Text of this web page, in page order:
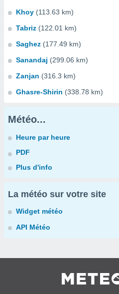
Khoy (113.63 km)
Tabriz (122.01 km)
Saghez (177.49 km)
Sanandaj (299.06 km)
Zanjan (316.3 km)
Ghasre-Shirin (338.78 km)
Météo...
Heure par heure
PDF
Plus d'info
La météo sur votre site
Widget météo
API Météo